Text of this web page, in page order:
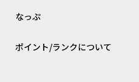
なっぷ
ポイント/ランクについて